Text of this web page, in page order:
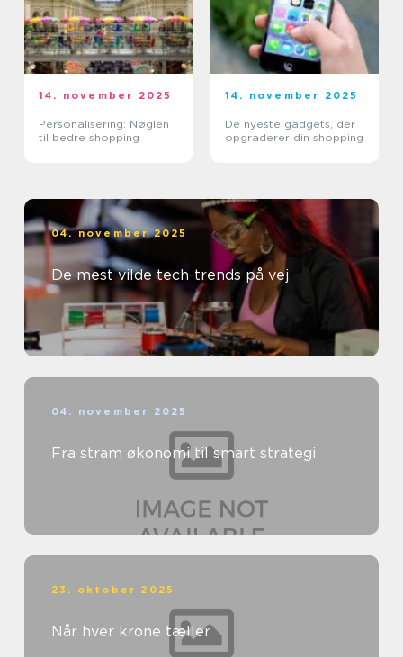
14. november 2025
Personalisering: Nøglen
til bedre shopping
14. november 2025
De nyeste gadgets, der
opgraderer din shopping
04. november 2025
De mest vilde tech-trends på vej
04. november 2025
Fra stram økonomi til smart strategi
23. oktober 2025
Når hver krone tæller